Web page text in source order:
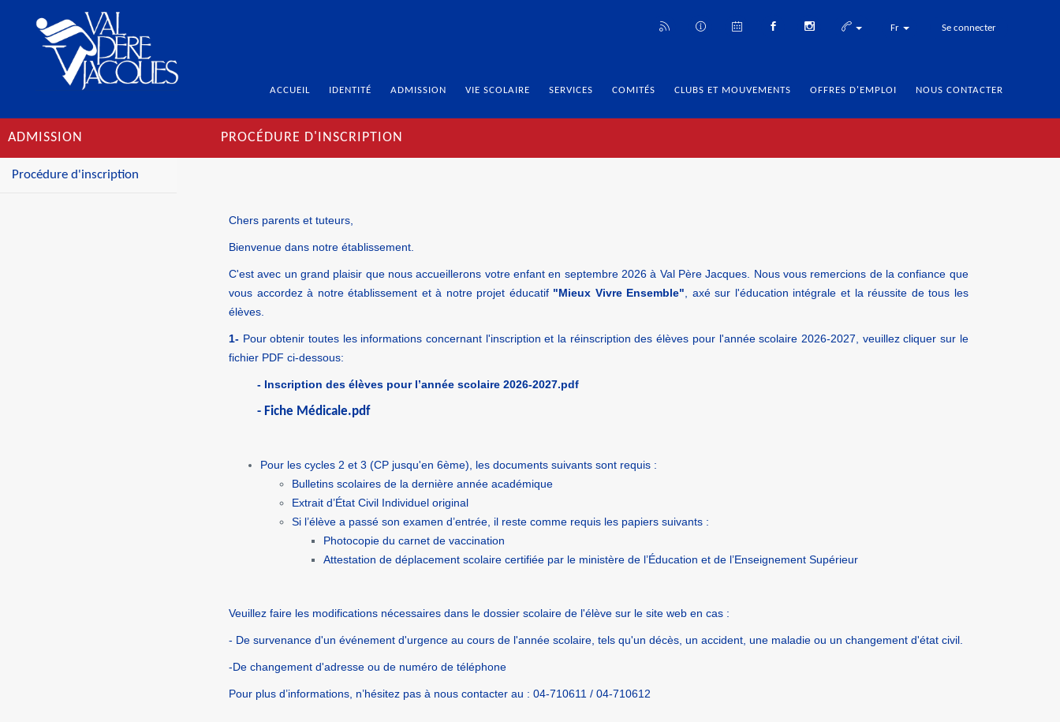
Fr Se connecter
ACCUEIL IDENTITÉ ADMISSION VIE SCOLAIRE SERVICES COMITÉS CLUBS ET MOUVEMENTS OFFRES D'EMPLOI NOUS CONTACTER
ADMISSION
Procédure d'inscription
PROCÉDURE D'INSCRIPTION
Chers parents et tuteurs,
Bienvenue dans notre établissement.
C'est avec un grand plaisir que nous accueillerons votre enfant en septembre 2026 à Val Père Jacques. Nous vous remercions de la confiance que
vous accordez à notre établissement et à notre projet éducatif "Mieux Vivre Ensemble" , axé sur l'éducation intégrale et la réussite de tous les
élèves.
1- Pour obtenir toutes les informations concernant l'inscription et la réinscription des élèves pour l'année scolaire 2026-2027, veuillez cliquer sur le
fichier PDF ci-dessous:
- Inscription des élèves pour l’année scolaire 2026-2027.pdf
- Fiche Médicale.pdf
Pour les cycles 2 et 3 (CP jusqu'en 6ème), les documents suivants sont requis :
Bulletins scolaires de la dernière année académique
Extrait d’État Civil Individuel original
Si l’élève a passé son examen d’entrée, il reste comme requis les papiers suivants :
Photocopie du carnet de vaccination
Attestation de déplacement scolaire certifiée par le ministère de l’Éducation et de l’Enseignement Supérieur
Veuillez faire les modifications nécessaires dans le dossier scolaire de l'élève sur le site web en cas :
- De survenance d'un événement d'urgence au cours de l'année scolaire, tels qu'un décès, un accident, une maladie ou un changement d'état civil.
-De changement d'adresse ou de numéro de téléphone
Pour plus d’informations, n’hésitez pas à nous contacter au : 04-710611 / 04-710612